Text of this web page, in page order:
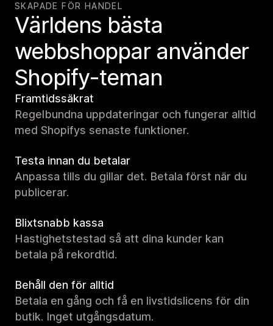
SKAPADE FÖR HANDEL
Världens bästa
webbshoppar använder
Shopify-teman
Framtidssäkrat
Regelbundna uppdateringar och fungerar alltid
med Shopifys senaste funktioner.
Testa innan du betalar
Anpassa tills du gillar det. Betala först när du
publicerar.
Blixtsnabb kassa
Hastighetstestad så att dina kunder kan
betala på rekordtid.
Behåll den för alltid
Betala en gång och få en livstidslicens för din
butik. Inget utgångsdatum.